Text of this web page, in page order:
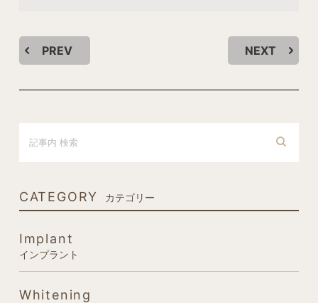
PREV NEXT
CATEGORY カテゴリー
Implant
インプラント
Whitening